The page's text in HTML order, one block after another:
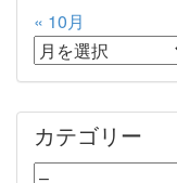
« 10月
カテゴリー